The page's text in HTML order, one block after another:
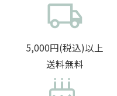
5,000円(税込)以上
送料無料